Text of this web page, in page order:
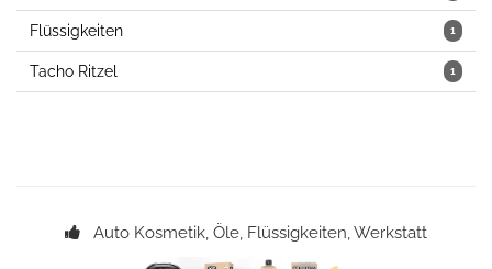
1
Flüssigkeiten
1
Tacho Ritzel
Auto Kosmetik, Öle, Flüssigkeiten, Werkstatt